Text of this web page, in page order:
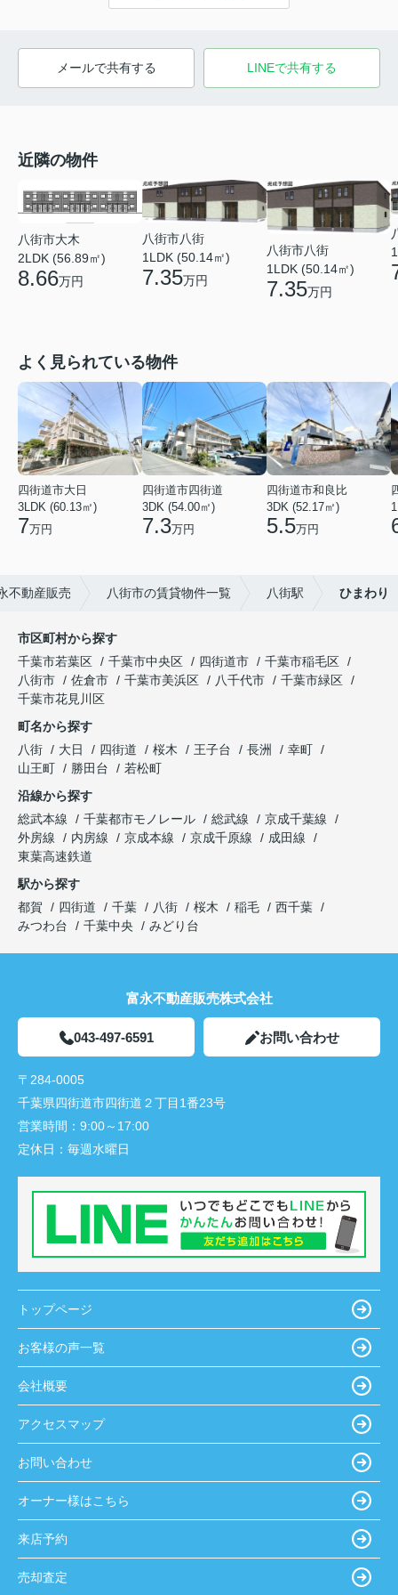
メールで共有する LINEで共有する
近隣の物件
八街市大木
2LDK (56.89㎡)
8.66万円
八街市八街
1LDK (50.14㎡)
7.35万円
八街市八街
1LDK (50.14㎡)
7.35万円
よく見られている物件
四街道市大日
3LDK (60.13㎡)
7万円
四街道市四街道
3DK (54.00㎡)
7.3万円
四街道市和良比
3DK (52.17㎡)
5.5万円
不動産販売 八街市の賃貸物件一覧 八街駅 ひまわり
市区町村から探す
千葉市若葉区
千葉市中央区 四街道市
千葉市稲毛区
八街市
佐倉市 千葉市美浜区 八千代市
千葉市緑区
千葉市花見川区
町名から探す
八街
大日 四街道 桜木 王子台 長洲
幸町
山王町
勝田台
若松町
沿線から探す
総武本線
千葉都市モノレール 総武線
京成千葉線
外房線
内房線 京成本線 京成千原線
成田線
東葉高速鉄道
駅から探す
都賀
四街道 千葉 八街 桜木 稲毛
西千葉
みつわ台
千葉中央 みどり台
富永不動産販売株式会社
043-497-6591 お問い合わせ
〒284-0005
千葉県四街道市四街道２丁目1番23号
営業時間： 9:00～17:00
定休日： 毎週水曜日
トップページ
お客様の声一覧
会社概要
アクセスマップ
お問い合わせ
オーナー様はこちら
来店予約
売却査定